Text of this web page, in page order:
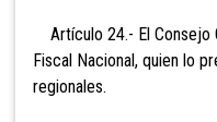
Artículo 24.- El Consejo
Fiscal Nacional, quien lo
regionales.